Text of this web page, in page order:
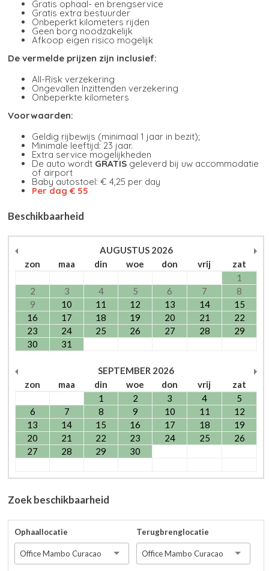
Gratis ophaal- en brengservice
Gratis extra bestuurder
Onbeperkt kilometers rijden
Geen borg noodzakelijk
Afkoop eigen risico mogelijk
De vermelde prijzen zijn inclusief:
All-Risk verzekering
Ongevallen Inzittenden verzekering
Onbeperkte kilometers
Voorwaarden:
Geldig rijbewijs (minimaal 1 jaar in bezit);
Minimale leeftijd: 23 jaar.
Extra service mogelijkheden
De auto wordt GRATIS geleverd bij uw accommodatie
of airport
Baby autostoel: € 4,25 per day
Per dag € 55
Beschikbaarheid
AUGUSTUS 2026
zon
maa din woe don vrij
zat
1
2
3 4 5 6 7
8
9
10 11 12 13 14
15
16
17 18 19 20 21
22
23
24 25 26 27 28
29
30
31
SEPTEMBER 2026
zon
maa din woe don vrij
zat
1
2 3 4
5
6
7 8 9 10 11
12
13
14 15 16 17 18
19
20
21 22 23 24 25
26
27
28 29 30
Zoek beschikbaarheid
Ophaallocatie
Office Mambo Curacao
Terugbrenglocatie
Office Mambo Curacao